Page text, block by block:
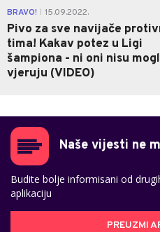
BRAVO! 15.09.2022.
Pivo za sve navijače
tima! Kakav potez u Ligi
šampiona - ni oni nisu
vjeruju (VIDEO)
Naše vijesti ne
Budite bolje informisani od
aplikaciju
PREUZMI